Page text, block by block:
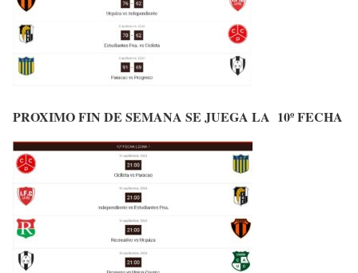
PROXIMO FIN DE SEMANA SE JUEGA LA 10º FECHA